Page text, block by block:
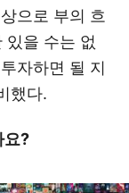
으로 부의 흐
있을 수는 없
자하면 될 지
했다.
요?